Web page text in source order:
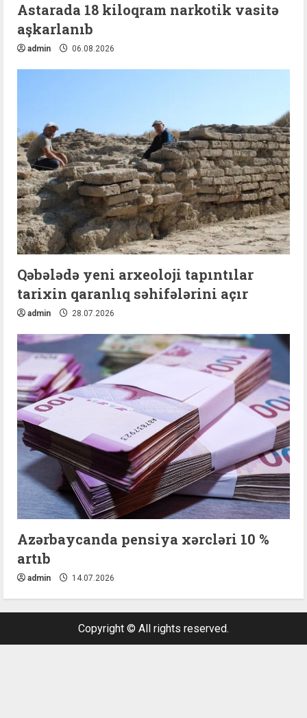
Astarada 18 kiloqram narkotik vasitə
aşkarlanıb
admin 06.08.2026
Qəbələdə yeni arxeoloji tapıntılar
tarixin qaranlıq səhifələrini açır
admin 28.07.2026
Azərbaycanda pensiya xərcləri 10 %
artıb
admin 14.07.2026
Copyright © All rights reserved.